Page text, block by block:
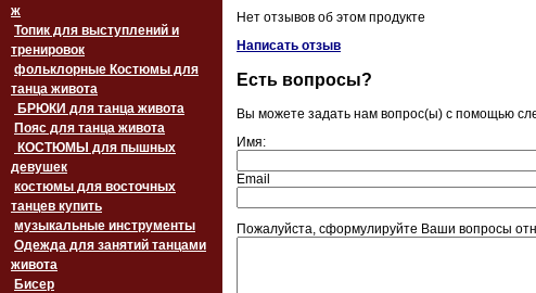
ж
Топик для выступлений и
тренировок
фольклорные Костюмы для
танца живота
БРЮКИ для танца живота
Пояс для танца живота
девушек
костюмы для восточных
танцев купить
музыкальные инструменты
Одежда для занятий танцами
живота
Бисер
Нет отзывов об этом продукте
Написать отзыв
Есть вопросы?
Вы можете задать нам вопрос(ы) с помощью
Имя:
Email
Пожалуйста, сформулируйте Ваши вопросы